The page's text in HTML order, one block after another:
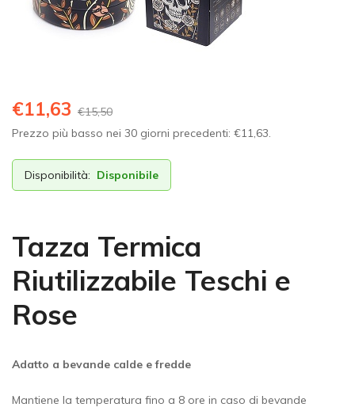
€15,50
€11,63
Prezzo più basso nei 30 giorni precedenti: €11,63.
Disponibilità: Disponibile
Tazza Termica
Riutilizzabile Teschi e
Rose
Adatto a bevande calde e fredde
Mantiene la temperatura fino a 8 ore in caso di bevande